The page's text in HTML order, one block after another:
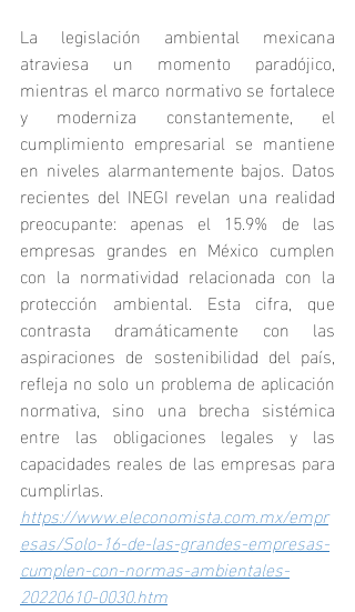
La legislación ambiental mexicana
atraviesa un momento paradójico,
mientras el marco normativo se fortalece
y moderniza constantemente, el
cumplimiento empresarial se mantiene
en niveles alarmantemente bajos. Datos
recientes del INEGI revelan una realidad
preocupante: apenas el 15.9% de las
empresas grandes en México cumplen
con la normatividad relacionada con la
protección ambiental. Esta cifra, que
contrasta dramáticamente con las
aspiraciones de sostenibilidad del país,
refleja no solo un problema de aplicación
normativa, sino una brecha sistémica
entre las obligaciones legales y las
capacidades reales de las empresas para
cumplirlas.
https://www.eleconomista.com.mx/empr
esas/Solo-16-de-las-grandes-empresas-
cumplen-con-normas-ambientales-
20220610-0030.htm